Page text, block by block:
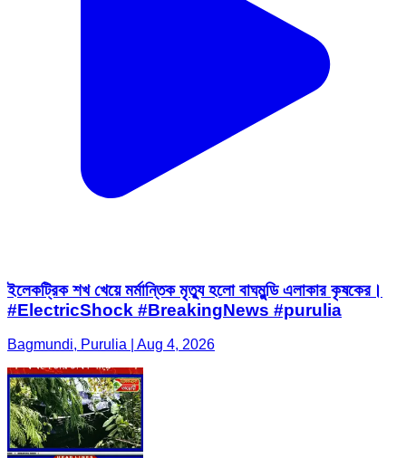
ইলেকট্রিক শখ খেয়ে মর্মান্তিক মৃত্যু হলো বাঘমুন্ডি এলাকার কৃষকের।
#ElectricShock #BreakingNews #purulia
Bagmundi, Purulia | Aug 4, 2026